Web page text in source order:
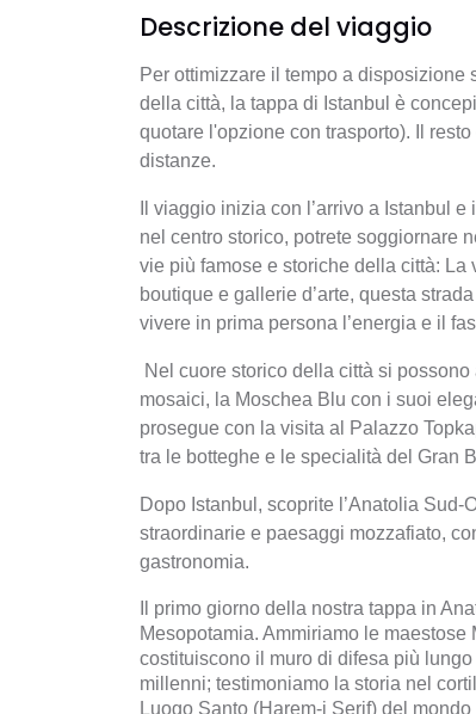
Descrizione del viaggio
Per ottimizzare il tempo a
della città, la tappa di Istanbul è
quotare l'opzione con trasporto). Il
distanze.
Il viaggio inizia con l’arrivo a Istanbul
nel centro storico, potrete soggiornare
vie più famose e storiche della città:
boutique e gallerie d’arte, questa
vivere in prima persona l’energia e il
Nel cuore storico della città si
mosaici, la Moschea Blu con i suoi
prosegue con la visita al Palazzo
tra le botteghe e le specialità del Gran
Dopo Istanbul, scoprite l’Anatolia
straordinarie e paesaggi mozzafiato,
gastronomia.
Il primo giorno della nostra tappa in
Mesopotamia. Ammiriamo le
costituiscono il muro di difesa più
millenni; testimoniamo la storia nel
Luogo Santo (Harem-i Serif) del